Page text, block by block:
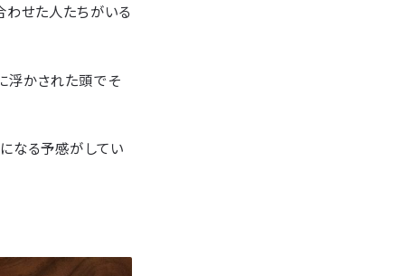
わせた人たちがいる
浮かされた頭でそ
なる予感がしてい